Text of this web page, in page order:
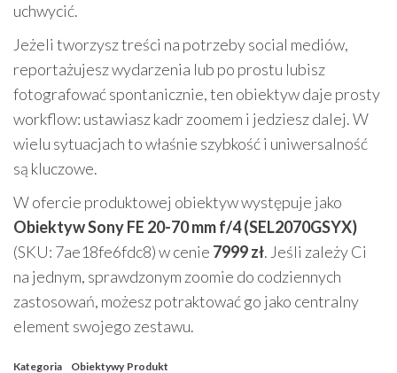
uchwycić.
Jeżeli tworzysz treści na potrzeby social mediów,
reportażujesz wydarzenia lub po prostu lubisz
fotografować spontanicznie, ten obiektyw daje prosty
workflow: ustawiasz kadr zoomem i jedziesz dalej. W
wielu sytuacjach to właśnie szybkość i uniwersalność
są kluczowe.
W ofercie produktowej obiektyw występuje jako
Obiektyw Sony FE 20-70 mm f/4 (SEL2070GSYX)
(SKU: 7ae18fe6fdc8) w cenie 7999 zł. Jeśli zależy Ci
na jednym, sprawdzonym zoomie do codziennych
zastosowań, możesz potraktować go jako centralny
element swojego zestawu.
Kategoria Obiektywy Produkt